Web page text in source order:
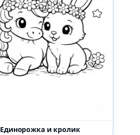
Единорожка и кролик